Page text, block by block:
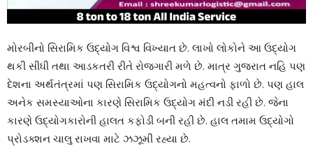
મોરબીનો સિરામિક ઉદ્યોગ વિશ્વ વિખ્યાત છે. લાખો લોકોને આ ઉદ્યોગ
થકી સીધી તથા આડકતરી રીતે રોજગારી મળે છે. માત્ર ગુજરાત નહિ પણ
દેશના અર્થતંત્રમાં પણ સિરામિક ઉદ્યોગનો મહત્વનો ફાળો છે. પણ હાલ
અનેક સમસ્યાઓના કારણે સિરામિક ઉદ્યોગ મંદી નડી રહી છે. જેના
કારણે ઉદ્યોગકારોની હાલત કફોડી બની રહી છે. હાલ તમામ ઉદ્યોગો
પ્રોડક્શન ચાલુ રાખવા માટે ઝઝૂમી રહ્યા છે.